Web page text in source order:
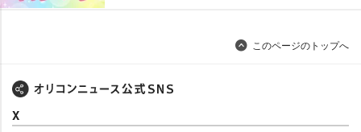
このページのトップへ
X